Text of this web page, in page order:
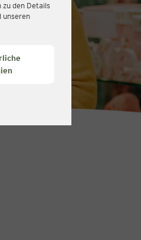
den Details
unseren